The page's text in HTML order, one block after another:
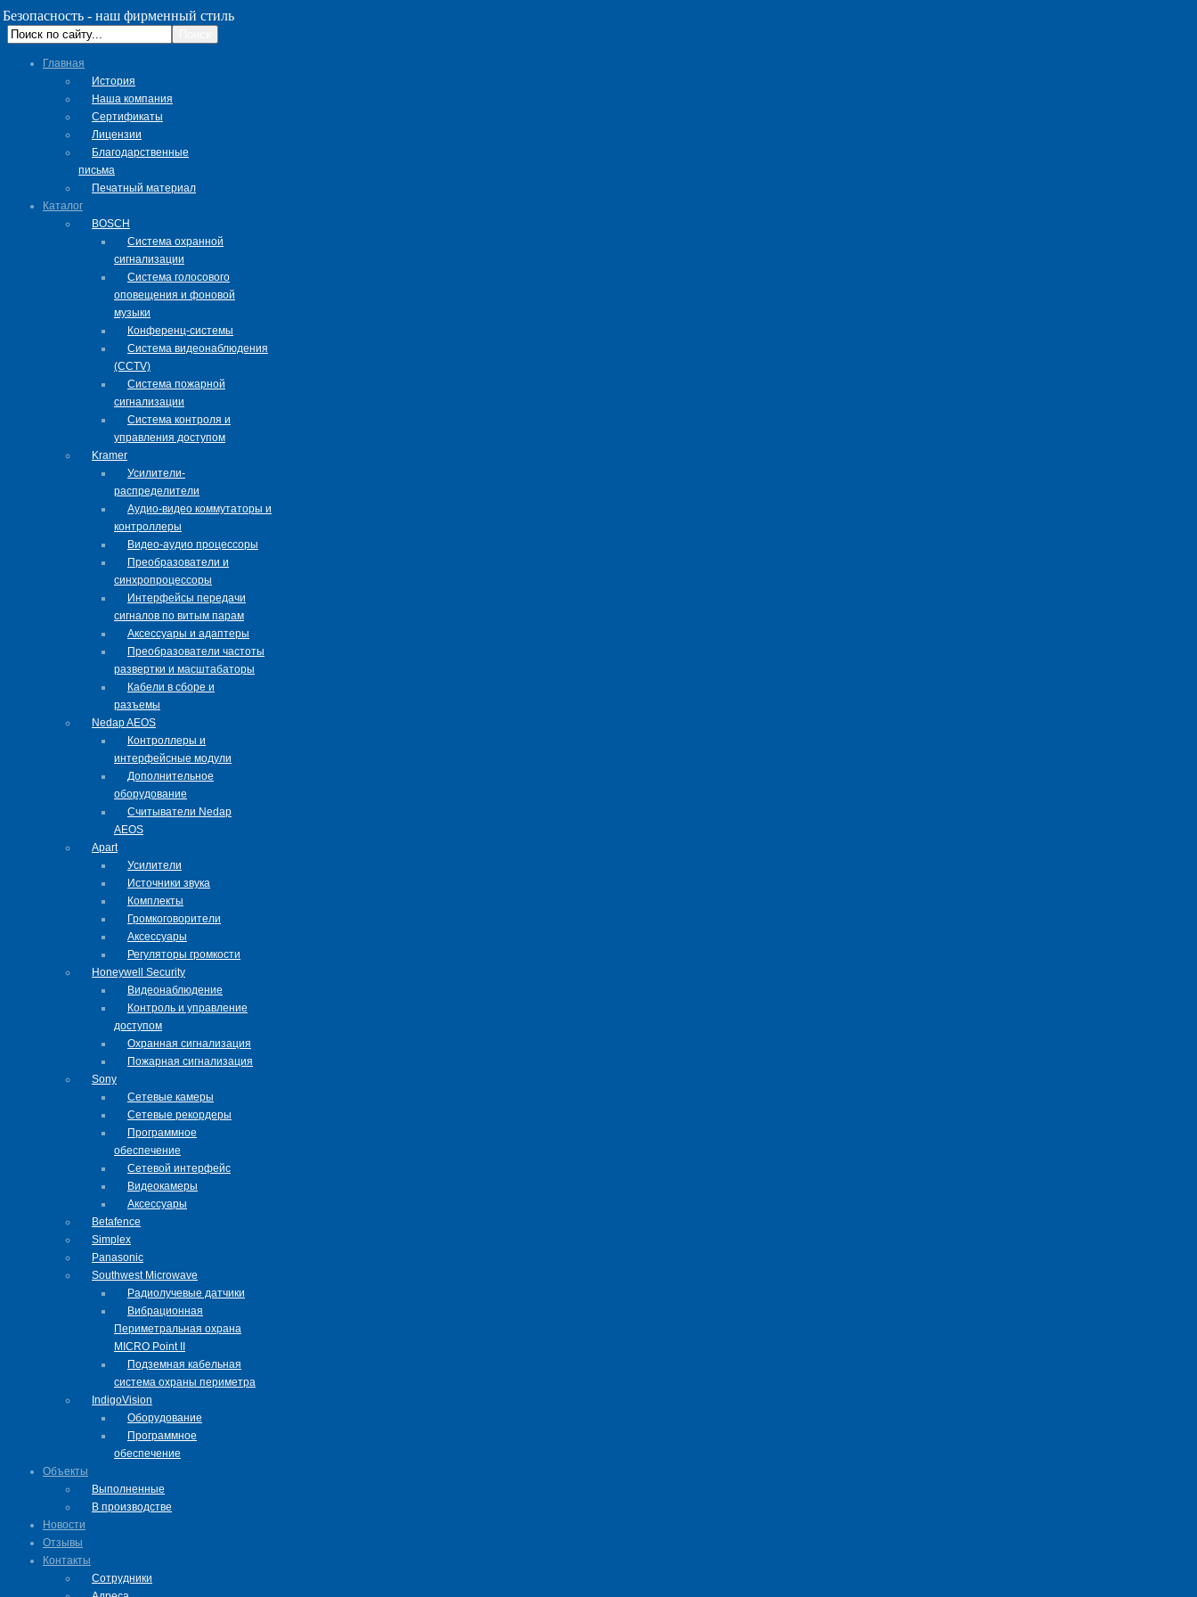
Безопасность - наш фирменный стиль
Главная
История
Наша компания
Сертификаты
Лицензии
Благодарственные
письма
Печатный материал
Каталог
BOSCH
Система охранной
сигнализации
Система голосового
оповещения и фоновой
музыки
Конференц-системы
Система видеонаблюдения
(CCTV)
Система пожарной
сигнализации
Система контроля и
управления доступом
Kramer
Усилители-
распределители
Аудио-видео коммутаторы и
контроллеры
Видео-аудио процессоры
Преобразователи и
синхропроцессоры
Интерфейсы передачи
сигналов по витым парам
Аксессуары и адаптеры
Преобразователи частоты
развертки и масштабаторы
Кабели в сборе и
разъемы
Nedap AEOS
Контроллеры и
интерфейсные модули
Дополнительное
оборудование
Cчитыватели Nedap
AEOS
Apart
Усилители
Источники звука
Комплекты
Громкоговорители
Аксессуары
Регуляторы громкости
Honeywell Security
Видеонаблюдение
Контроль и управление
доступом
Охранная сигнализация
Пожарная сигнализация
Sony
Сетевые камеры
Сетевые рекордеры
Программное
обеспечение
Сетевой интерфейс
Видеокамеры
Аксессуары
Betafence
Simplex
Panasonic
Southwest Microwave
Радиолучевые датчики
Вибрационная
Периметральная охрана
MICRO Point II
Подземная кабельная
система охраны периметра
IndigoVision
Оборудование
Программное
обеспечение
Объекты
Выполненные
В производстве
Новости
Отзывы
Контакты
Сотрудники